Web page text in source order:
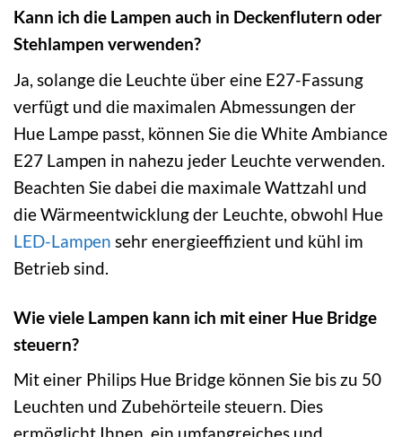
Kann ich die Lampen auch in Deckenflutern oder
Stehlampen verwenden?
Ja, solange die Leuchte über eine E27-Fassung
verfügt und die maximalen Abmessungen der
Hue Lampe passt, können Sie die White Ambiance
E27 Lampen in nahezu jeder Leuchte verwenden.
Beachten Sie dabei die maximale Wattzahl und
die Wärmeentwicklung der Leuchte, obwohl Hue
LED-Lampen sehr energieeffizient und kühl im
Betrieb sind.
Wie viele Lampen kann ich mit einer Hue Bridge
steuern?
Mit einer Philips Hue Bridge können Sie bis zu 50
Leuchten und Zubehörteile steuern. Dies